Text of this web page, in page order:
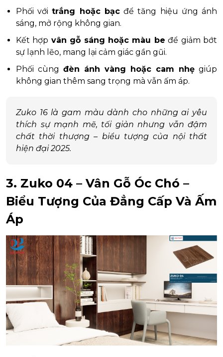
Phối vớitrắng hoặc bạcđể tăng hiệu ứng ánh
sáng, mở rộng không gian.
Kết hợp vân gỗ sáng hoặc màu be để giảm bớt
sự lạnh lẽo, mang lại cảm giác gần gũi.
Phối cùng đèn ánh vàng hoặc cam nhẹ giúp
không gian thêm sang trọng mà vẫn ấm áp.
Zuko 16 là gam màu dành cho những ai yêu
thích sự mạnh mẽ, tối giản nhưng vẫn đậm
chất thời thượng – biểu tượng của nội thất
hiện đại 2025.
3. Zuko 04 – Vân Gỗ Óc Chó –
Biểu Tượng Của Đẳng Cấp Và Ấm
Áp